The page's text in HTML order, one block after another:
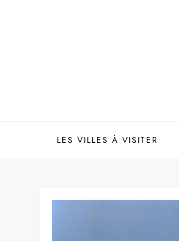
LES VILLES À VISITER